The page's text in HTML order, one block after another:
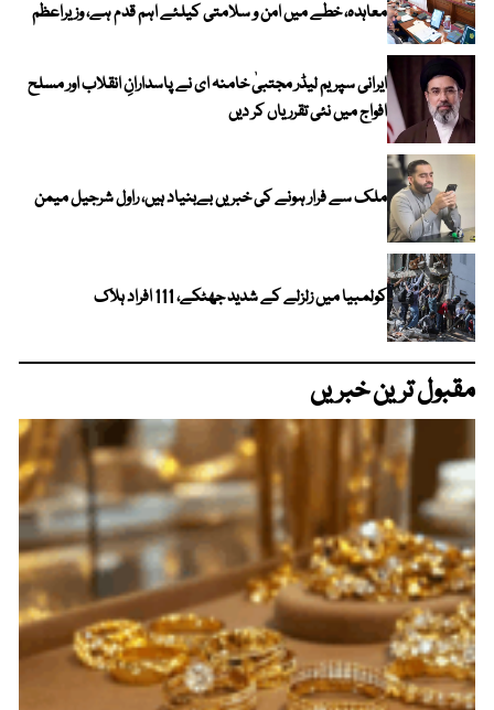
معاہدہ، خطے میں امن و سلامتی کیلئے اہم قدم ہے، وزیراعظم
ایرانی سپریم لیڈر مجتبیٰ خامنہ ای نے پاسدارانِ انقلاب اور مسلح
افواج میں نئی تقرریاں کر دیں
ملک سے فرار ہونے کی خبریں بےبنیاد ہیں، راول شرجیل میمن
کولمبیا میں زلزلے کے شدید جھٹکے، 111 افراد ہلاک
مقبول ترین خبریں